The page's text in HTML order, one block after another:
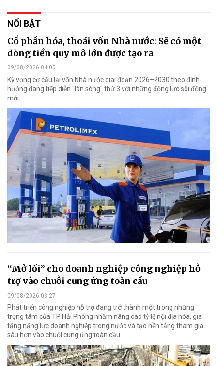
NỔI BẬT
Cổ phần hóa, thoái vốn Nhà nước: Sẽ có một
dòng tiền quy mô lớn được tạo ra
09/08/2026 04:05
Kỳ vọng cơ cấu lại vốn Nhà nước giai đoạn 2026–2030 theo định
hướng đang tiếp diễn "làn sóng" thứ 3 với những động lực sôi động
mới.
“Mở lối” cho doanh nghiệp công nghiệp hỗ
trợ vào chuỗi cung ứng toàn cầu
09/08/2026 03:27
Phát triển công nghiệp hỗ trợ đang trở thành một trong những
trọng tâm của TP Hải Phòng nhằm nâng cao tỷ lệ nội địa hóa, gia
tăng năng lực doanh nghiệp trong nước và tạo nền tảng tham gia
sâu hơn vào chuỗi cung ứng toàn cầu.